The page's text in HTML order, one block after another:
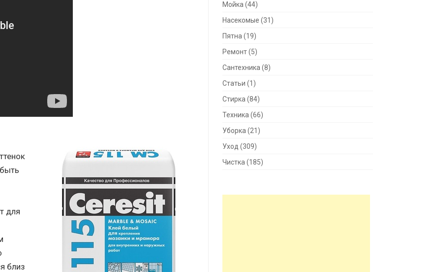
для
близ
Мойка (44)
Насекомые (31)
Пятна (19)
Ремонт(5)
Сантехника (8)
Статьи (1)
Стирка (84)
Техника (66)
Уборка (21)
Уход (309)
Чистка (185)